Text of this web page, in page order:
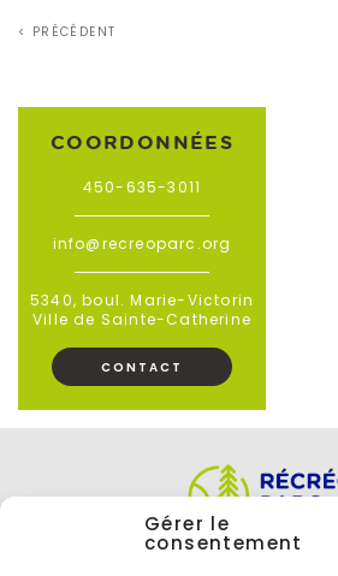
Gérer le
consentement
< PRÉCÉDENT
COORDONNÉES
450-635-3011
info@recreoparc.org
5340, boul. Marie-Victorin
Ville de Sainte-Catherine
CONTACT